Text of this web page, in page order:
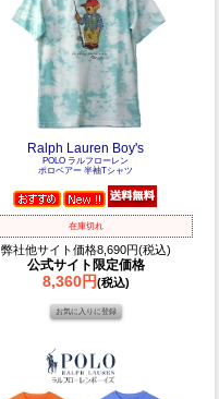
Ralph Lauren Boy's
POLO ラルフローレン
ポロベアー 半袖Tシャツ
在庫切れ
弊社他サイト価格8,690円(税込)
公式サイト限定価格
8,360円(税込)